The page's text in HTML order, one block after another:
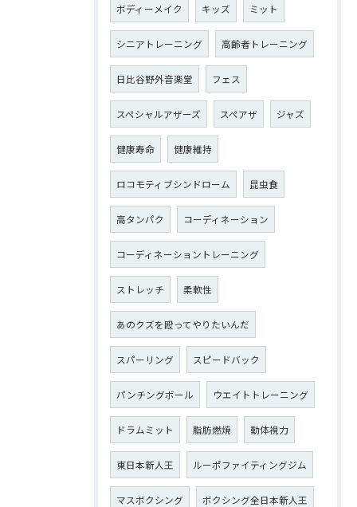
ボディーメイク キッズ ミット
シニアトレーニング 高齢者トレーニング
日比谷野外音楽堂 フェス
スペシャルアザーズ スペアザ ジャズ
健康寿命 健康維持
ロコモティブシンドローム 昆虫食
高タンパク コーディネーション
コーディネーショントレーニング
ストレッチ 柔軟性
あのクズを殴ってやりたいんだ
スパーリング スピードバック
パンチングボール ウエイトトレーニング
ドラムミット 脂肪燃焼 動体視力
東日本新人王 ルーポファイティングジム
マスボクシング ボクシング全日本新人王